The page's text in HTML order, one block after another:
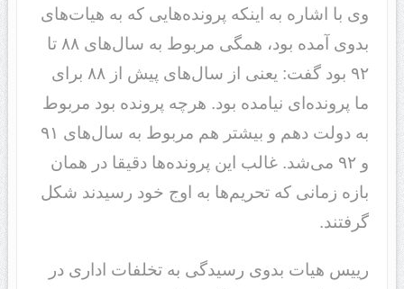
وی با اشاره به اینکه پرونده‌هایی که به هیات‌های
بدوی آمده بود، همگی مربوط به سال‌های ۸۸ تا
۹۲ بود گفت: یعنی از سال‌های پیش از ۸۸ برای
ما پرونده‌ای نیامده بود. هرچه پرونده بود مربوط
به دولت دهم و بیشتر هم مربوط به سال‌های ۹۱
و ۹۲ می‌شد. غالب این پرونده‌ها دقیقا در همان
بازه زمانی که تحریم‌ها به اوج خود رسیدند شکل
گرفتند.
رییس هیات بدوی رسیدگی به تخلفات اداری در